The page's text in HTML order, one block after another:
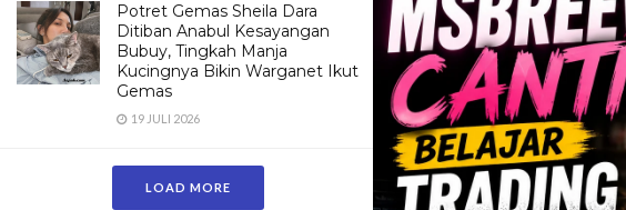
Potret Gemas Sheila Dara
Ditiban Anabul Kesayangan
Bubuy, Tingkah Manja
Kucingnya Bikin Warganet Ikut
Gemas
19 JULI 2026
LOAD MORE